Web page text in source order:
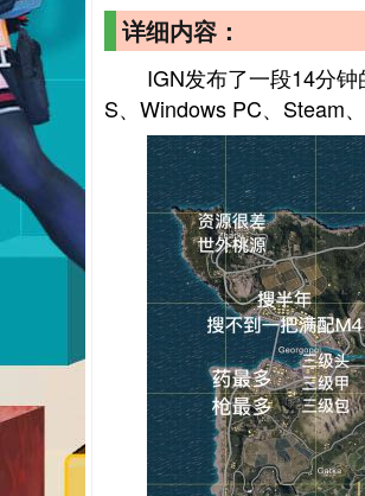
详细内容：
IGN发布了一段14分钟
S、Windows PC、Steam